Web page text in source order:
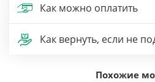
Как можно оплатить
Как вернуть, если не
Похожие